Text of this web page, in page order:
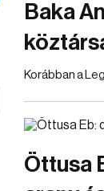
Baka
Korábban a
Öttusa